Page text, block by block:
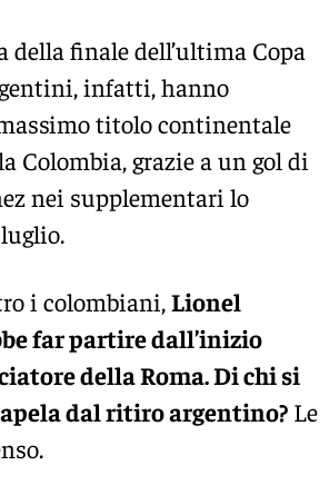
della finale dell’ultima Copa
infatti, hanno
titolo continentale
Colombia, grazie a un gol di
nei supplementari lo
i colombiani,Lionel
far partire dall’inizio
della Roma. Di chi si
dal ritiro argentino? Le